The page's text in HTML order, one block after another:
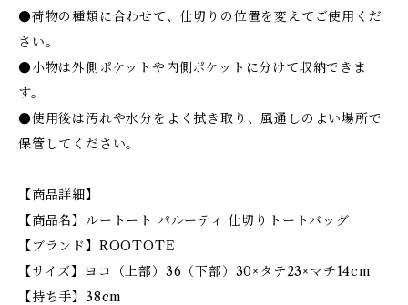
●荷物の種類に合わせて、仕切りの位置を変えてご使用くだ
さい。
●小物は外側ポケットや内側ポケットに分けて収納できま
す。
●使用後は汚れや水分をよく拭き取り、風通しのよい場所で
保管してください。
【商品詳細】
【商品名】ルートート パルーティ 仕切りトートバッグ
【ブランド】ROOTOTE
【サイズ】ヨコ（上部）36（下部）30×タテ23×マチ14cm
【持ち手】38cm